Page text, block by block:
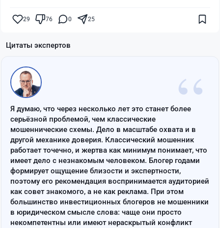
29 76 0 25
Цитаты экспертов
“
Я думаю, что через несколько лет это станет более
серьёзной проблемой, чем классические
мошеннические схемы. Дело в масштабе охвата и в
другой механике доверия. Классический мошенник
работает точечно, и жертва как минимум понимает, что
имеет дело с незнакомым человеком. Блогер годами
формирует ощущение близости и экспертности,
поэтому его рекомендация воспринимается аудиторией
как совет знакомого, а не как реклама. При этом
большинство инвестиционных блогеров не мошенники
в юридическом смысле слова: чаще они просто
некомпетентны или имеют нераскрытый конфликт